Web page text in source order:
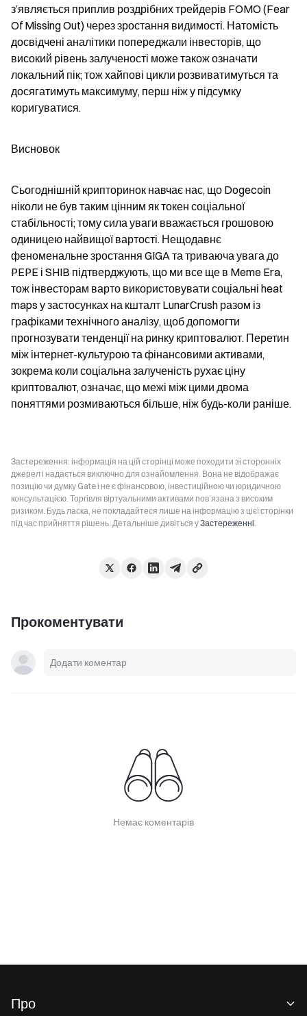
з’являється приплив роздрібних трейдерів FOMO (Fear
Of Missing Out) через зростання видимості. Натомість
досвідчені аналітики попереджали інвесторів, що
високий рівень залученості може також означати
локальний пік; тож хайпові цикли розвиватимуться та
досягатимуть максимуму, перш ніж у підсумку
коригуватися.
Висновок
Сьогоднішній крипторинок навчає нас, що Dogecoin
ніколи не був таким цінним як токен соціальної
стабільності; тому сила уваги вважається грошовою
одиницею найвищої вартості. Нещодавнє
феноменальне зростання GIGA та триваюча увага до
PEPE і SHIB підтверджують, що ми все ще в Meme Era,
тож інвесторам варто використовувати соціальні heat
maps у застосунках на кшталт LunarCrush разом із
графіками технічного аналізу, щоб допомогти
прогнозувати тенденції на ринку криптовалют. Перетин
між інтернет-культурою та фінансовими активами,
зокрема коли соціальна залученість рухає ціну
криптовалют, означає, що межі між цими двома
поняттями розмиваються більше, ніж будь-коли раніше.
Застереження: інформація на цій сторінці може походити зі сторонніх
джерел і надається виключно для ознайомлення. Вона не відображає
позицію чи думку Gate і не є фінансовою, інвестиційною чи юридичною
консультацією. Торгівля віртуальними активами пов’язана з високим
ризиком. Будь ласка, не покладайтеся лише на інформацію з цієї сторінки
під час прийняття рішень. Детальніше дивіться уЗастереженні.
Прокоментувати
Немає коментарів
Про